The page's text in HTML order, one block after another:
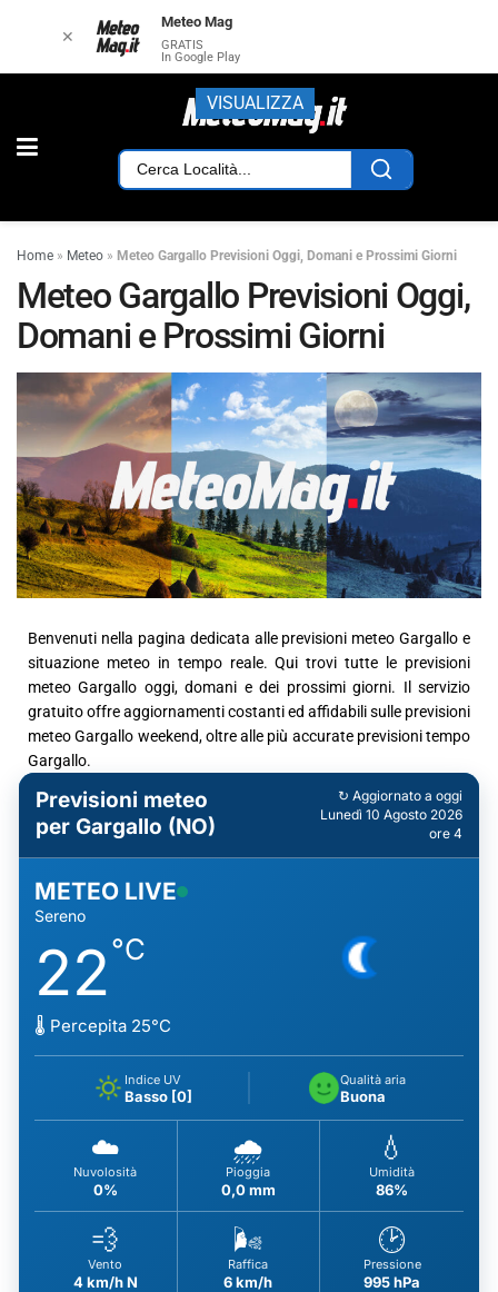
Home » Meteo » Meteo Gargallo Previsioni Oggi, Domani e Prossimi Giorni
Meteo Gargallo Previsioni Oggi,
Domani e Prossimi Giorni
Benvenuti nella pagina dedicata alle previsioni meteo Gargallo e
situazione meteo in tempo reale. Qui trovi tutte le previsioni
meteo Gargallo oggi, domani e dei prossimi giorni. Il servizio
gratuito offre aggiornamenti costanti ed affidabili sulle previsioni
meteo Gargallo weekend, oltre alle più accurate previsioni tempo
Gargallo.
Previsioni meteo
per Gargallo (NO)
↻ Aggiornato a oggi
Lunedì 10 Agosto 2026
ore 4
METEO LIVE
Sereno
22°C
🌡️ Percepita 25°C
Indice UV
Basso [0]
Qualità aria
Buona
☁️
Nuvolosità
0%
🌧️
Pioggia
0,0 mm
💧
Umidità
86%
💨
Vento
4 km/h N
🌬️
Raffica
6 km/h
🕑
Pressione
995 hPa
✕
Meteo Mag
GRATIS
In Google Play
VISUALIZZA